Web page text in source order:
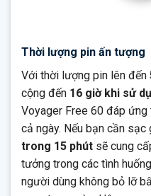
Thời lượng pin ấn tượng
Với thời lượng pin lên đến
cộng đến 16 giờ khi sử
Voyager Free 60 đáp
cả ngày. Nếu bạn cần sạc
trong 15 phút sẽ cung
tưởng trong các tình
người dùng không bỏ lỡ